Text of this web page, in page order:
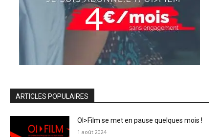
ARTICLES POPULAIRES
OI>Film se met en pause quelques mois !
1 août 2024